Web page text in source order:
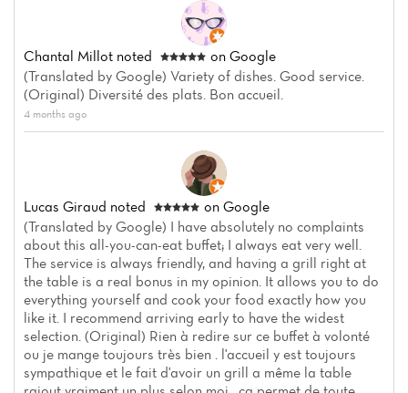
Chantal Millot noted
on Google
(Translated by Google) Variety of dishes. Good service.
(Original) Diversité des plats. Bon accueil.
4 months ago
Lucas Giraud noted
on Google
(Translated by Google) I have absolutely no complaints
about this all-you-can-eat buffet; I always eat very well.
The service is always friendly, and having a grill right at
the table is a real bonus in my opinion. It allows you to do
everything yourself and cook your food exactly how you
like it. I recommend arriving early to have the widest
selection. (Original) Rien à redire sur ce buffet à volonté
ou je mange toujours très bien . l'accueil y est toujours
sympathique et le fait d'avoir un grill a même la table